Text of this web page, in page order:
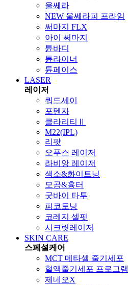
울쎄라
NEW 울쎄라피 프라임
써마지 FLX
아이 써마지
튠바디
튠라이너
튠페이스
LASER
레이저
쿼드세이
포텐자
클라리티Ⅱ
M22(IPL)
리팟
오푸스 레이저
라비앙 레이저
색소&화이트닝
모공&흉터
굿바이 타투
피코토닝
코레지 셀핏
시크릿레이저
SKIN CARE
스페셜케어
MCT 메타셀 줄기세포
혈액줄기세포 프로그램
제네오X